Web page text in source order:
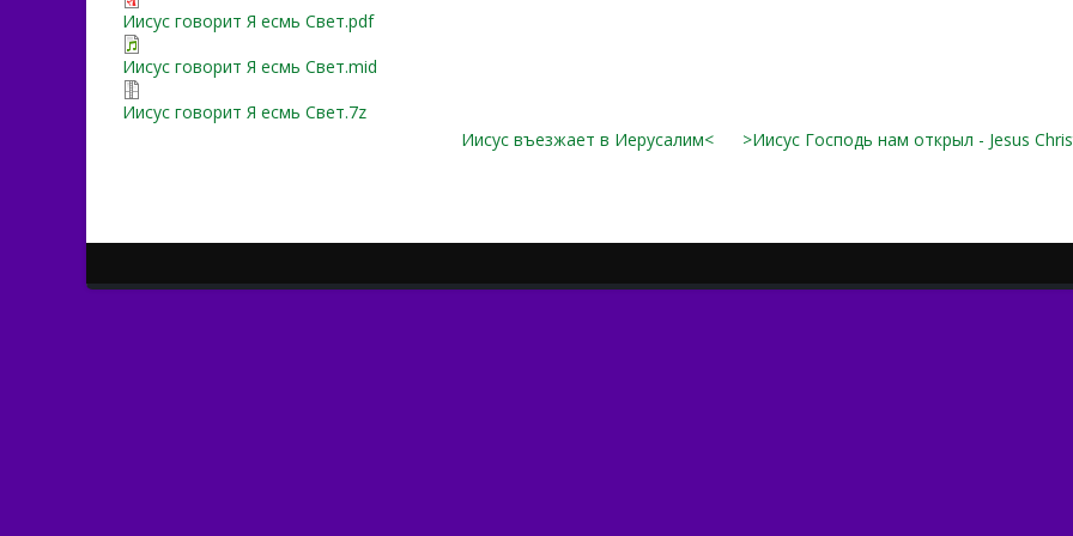
Иисус говорит Я есмь Свет.pdf
Иисус говорит Я есмь Свет.mid
Иисус говорит Я есмь Свет.7z
Иисус въезжает в Иерусалим<
>Иисус Господь нам открыл - Jesus